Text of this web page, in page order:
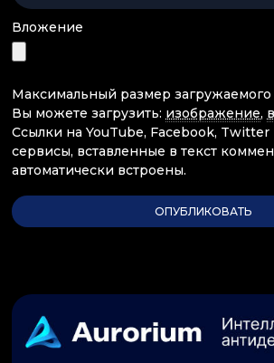
Вложение
Максимальный размер
Вы можете загрузить: изображение,
Ссылки на YouTube, Facebook, Twitter
сервисы, вставленные в текст
автоматически встроены.